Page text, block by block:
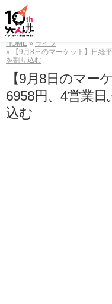
HOME
ライフ
【9月8日のマーケット】日経
を割り込む
【9月8日のマー
6958円、4営業
込む